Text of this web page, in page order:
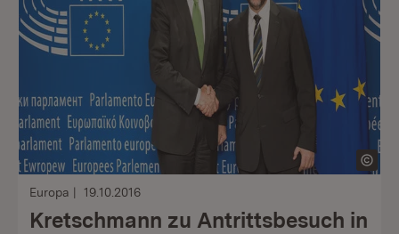
Europa 19.10.2016
Kretschmann zu Antrittsbesuch in